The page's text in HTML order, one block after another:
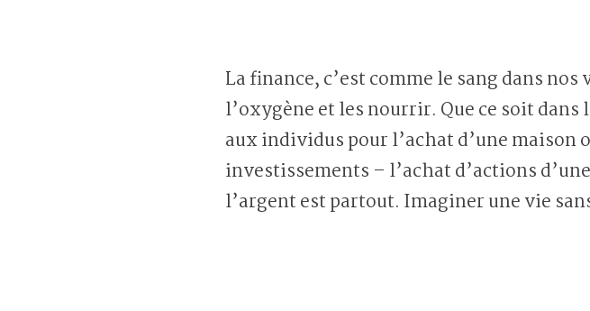
La finance, c’est comme le sang dans
l’oxygène et les nourrir. Que ce soit
aux individus pour l’achat d’une maison
investissements – l’achat d’actions
l’argent est partout. Imaginer une vie